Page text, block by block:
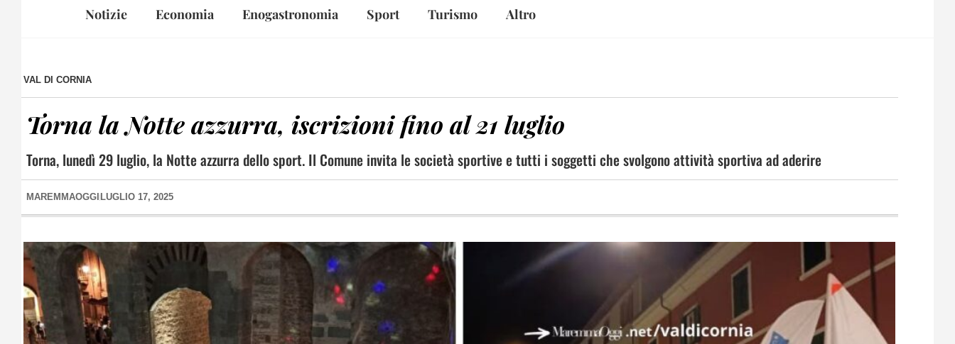
Notizie Economia Enogastronomia Sport Turismo Altro
VAL DI CORNIA
Torna la Notte azzurra, iscrizioni fino al 21 luglio
Torna, lunedì 29 luglio, la Notte azzurra dello sport. Il Comune invita le società sportive e tutti i soggetti che svolgono attività sportiva ad aderire
MAREMMAOGGI LUGLIO 17, 2025